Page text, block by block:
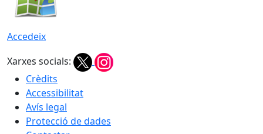
Accedeix
Xarxes socials:
Crèdits
Accessibilitat
Avís legal
Protecció de dades